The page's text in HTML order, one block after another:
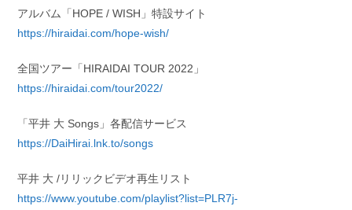
アルバム「HOPE / WISH」特設サイト
https://hiraidai.com/hope-wish/
全国ツアー「HIRAIDAI TOUR 2022」
https://hiraidai.com/tour2022/
「平井 大 Songs」各配信サービス
https://DaiHirai.lnk.to/songs
平井 大 /リリックビデオ再生リスト
https://www.youtube.com/playlist?list=PLR7j-